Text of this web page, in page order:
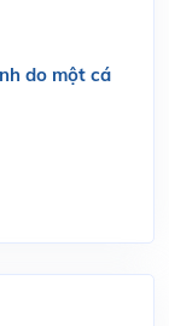
do một cá